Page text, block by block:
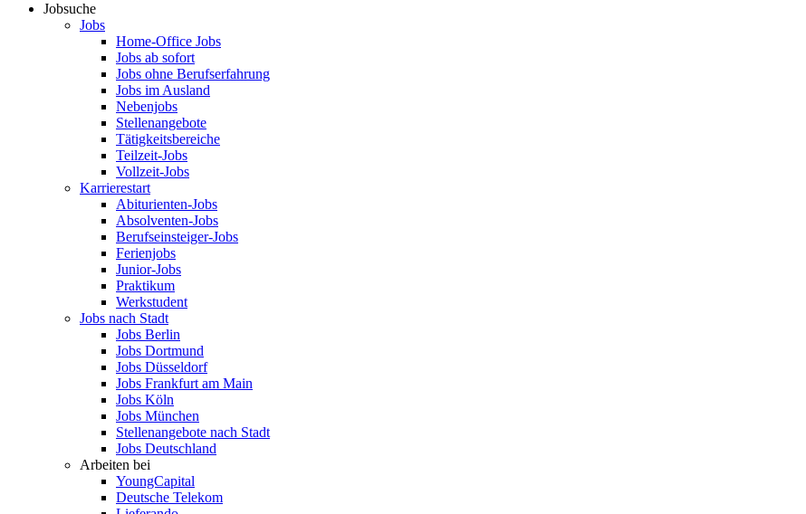
Jobsuche
Jobs
Home-Office Jobs
Jobs ab sofort
Jobs ohne Berufserfahrung
Jobs im Ausland
Nebenjobs
Stellenangebote
Tätigkeitsbereiche
Teilzeit-Jobs
Vollzeit-Jobs
Karrierestart
Abiturienten-Jobs
Absolventen-Jobs
Berufseinsteiger-Jobs
Ferienjobs
Junior-Jobs
Praktikum
Werkstudent
Jobs nach Stadt
Jobs Berlin
Jobs Dortmund
Jobs Düsseldorf
Jobs Frankfurt am Main
Jobs Köln
Jobs München
Stellenangebote nach Stadt
Jobs Deutschland
Arbeiten bei
YoungCapital
Deutsche Telekom